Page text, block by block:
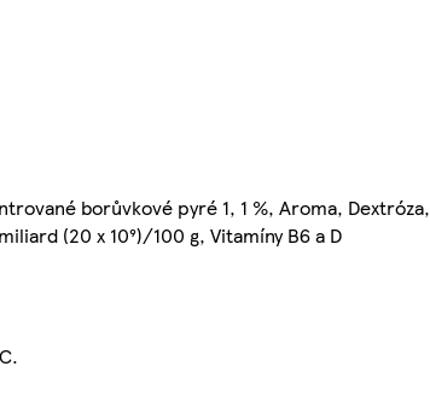
borůvkové pyré 1, 1 %, Aroma, Dextróza,
(20 x 10⁹)/100 g, Vitamíny B6 a D